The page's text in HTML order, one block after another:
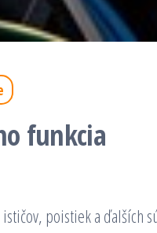
funkcia
poistiek a ďalších